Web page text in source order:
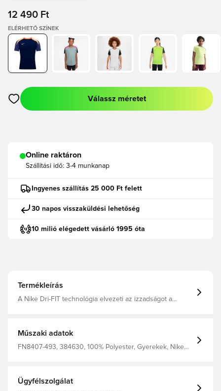
12 490 Ft
ELÉRHETŐ SZÍNEK
Megnyit egy modált a bejelentkezéshez vagy a tagként való
Válassz méretet
Online raktáron
Szállítási idő: 3-4 munkanap
Ingyenes szállítás 25 000 Ft felett
30 napos visszaküldési lehetőség
10 milió elégedett vásárló 1995 óta
Termékleírás
A Nike Dri-FIT technológia elvezeti az izzadságot a
Műszaki adatok
FN8407-493, 384630, 100% Polyester, Gyerekek, Nike
Ügyfélszolgálat